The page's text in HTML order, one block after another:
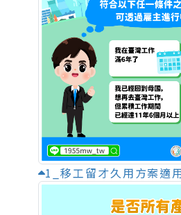
1_移工留才久用方案適